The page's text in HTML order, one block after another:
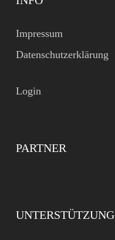
Impressum
Datenschutzerklärung
Login
PARTNER
UNTERSTÜTZUNG